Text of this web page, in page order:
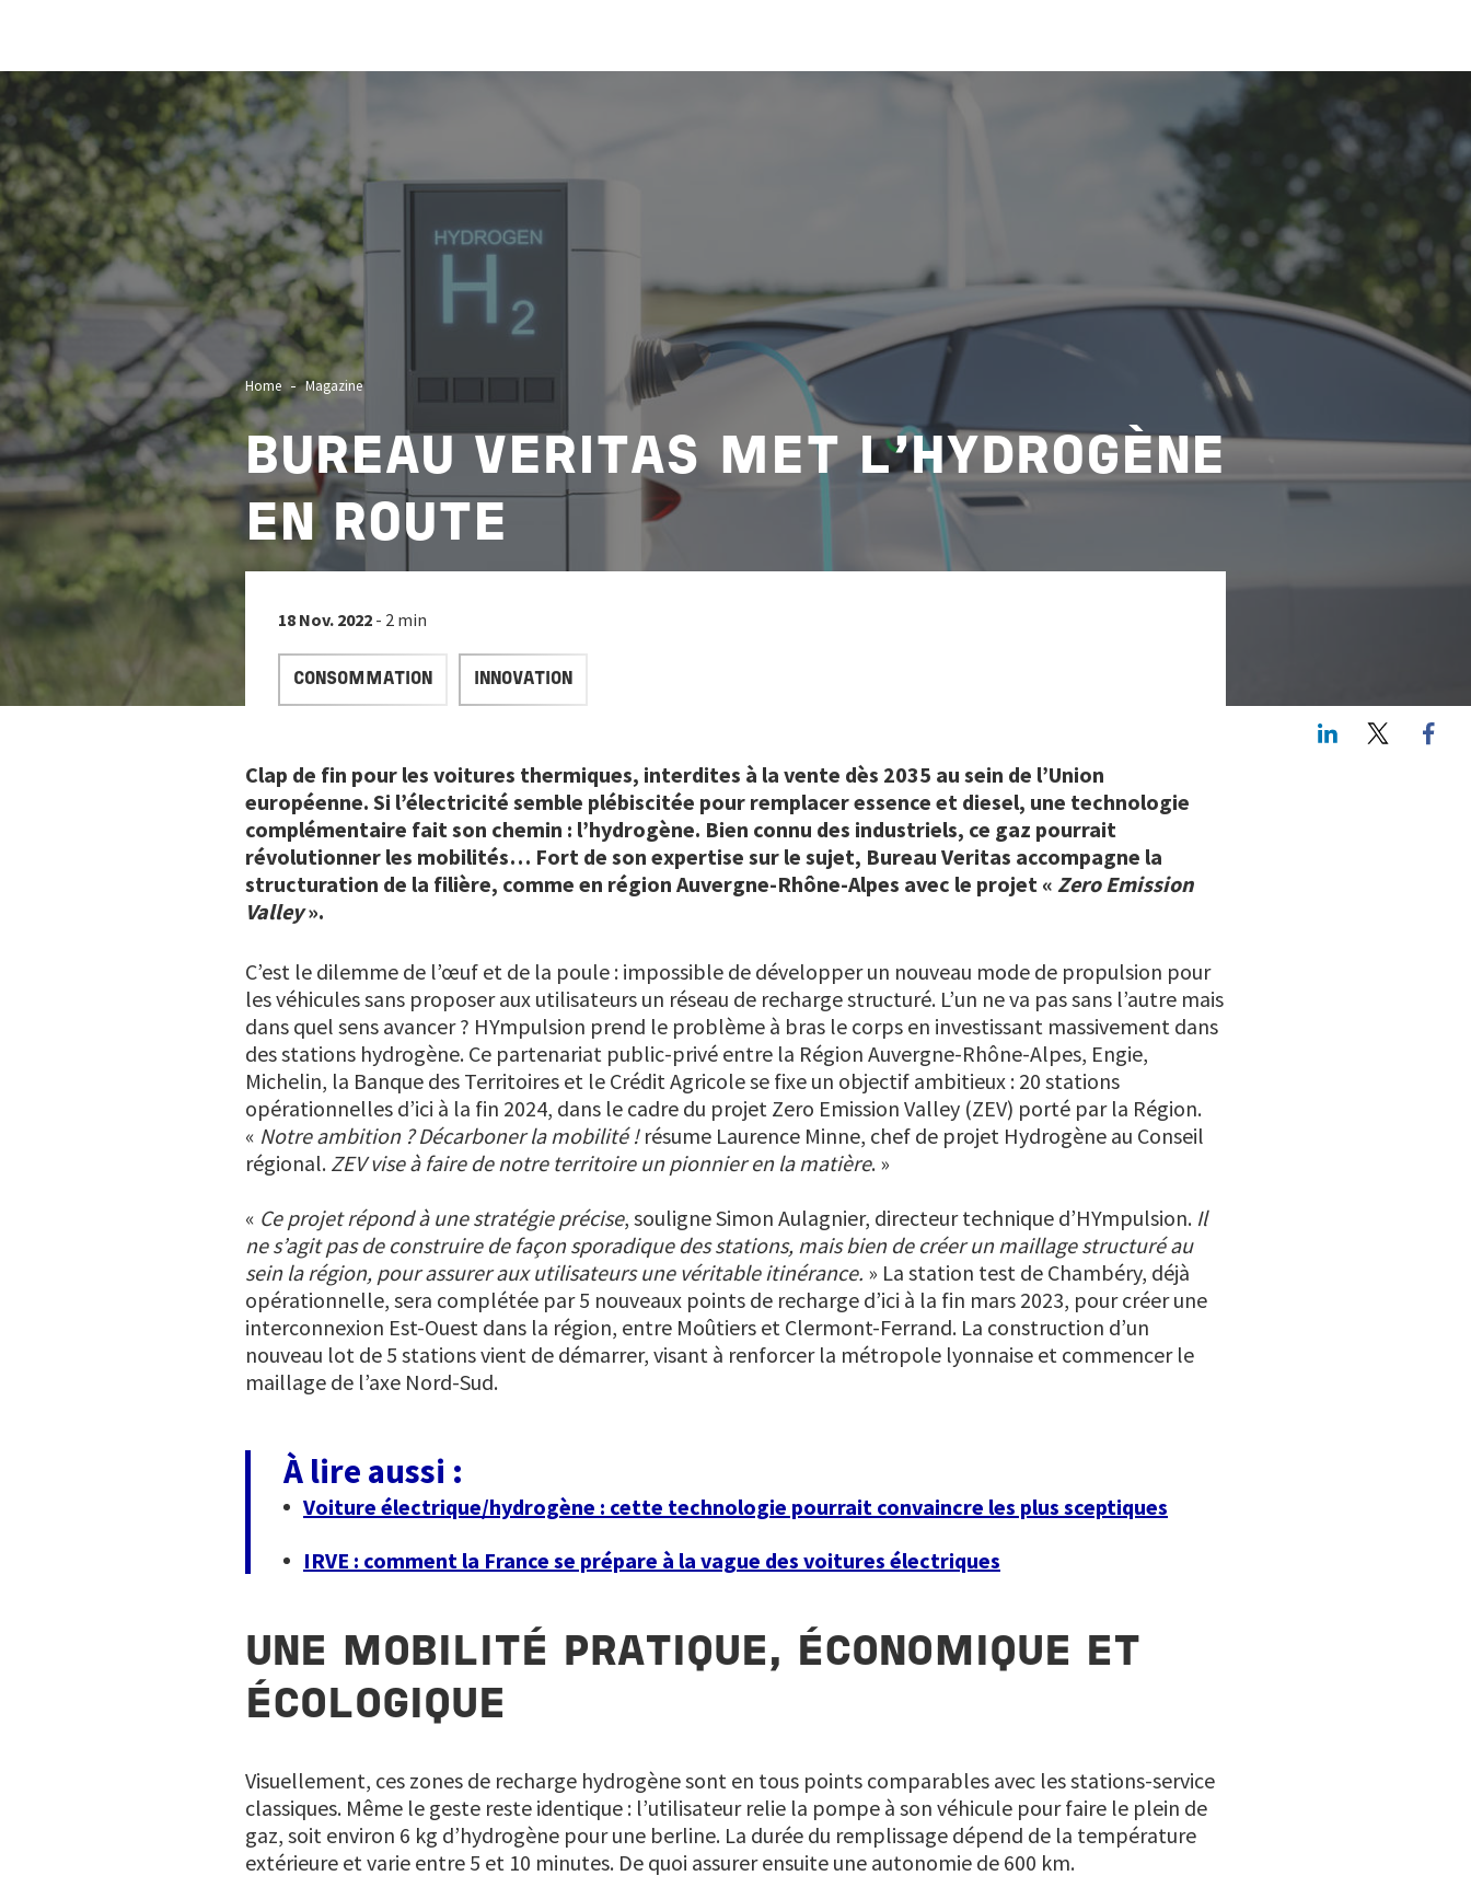
Image
Home Magazine
BUREAU VERITAS MET L’HYDROGÈNE
EN ROUTE
18 Nov. 2022 - 2 min
CONSOMMATION INNOVATION
LinkedIn
Clap de fin pour les voitures thermiques, interdites à la vente dès 2035 au sein de l’Union
européenne. Si l’électricité semble plébiscitée pour remplacer essence et diesel, une technologie
complémentaire fait son chemin : l’hydrogène. Bien connu des industriels, ce gaz pourrait
révolutionner les mobilités… Fort de son expertise sur le sujet, Bureau Veritas accompagne la
structuration de la filière, comme en région Auvergne-Rhône-Alpes avec le projet « Zero Emission
Valley».
C’est le dilemme de l’œuf et de la poule : impossible de développer un nouveau mode de propulsion pour
les véhicules sans proposer aux utilisateurs un réseau de recharge structuré. L’un ne va pas sans l’autre mais
dans quel sens avancer ? HYmpulsion prend le problème à bras le corps en investissant massivement dans
des stations hydrogène. Ce partenariat public-privé entre la Région Auvergne-Rhône-Alpes, Engie,
Michelin, la Banque des Territoires et le Crédit Agricole se fixe un objectif ambitieux : 20 stations
opérationnelles d’ici à la fin 2024, dans le cadre du projet Zero Emission Valley (ZEV) porté par la Région.
« Notre ambition ? Décarboner la mobilité !résume Laurence Minne, chef de projet Hydrogène au Conseil
régional. ZEV vise à faire de notre territoire un pionnier en la matière. »
« Ce projet répond à une stratégie précise, souligne Simon Aulagnier, directeur technique d’HYmpulsion. Il
ne s’agit pas de construire de façon sporadique des stations, mais bien de créer un maillage structuré au
sein la région, pour assurer aux utilisateurs une véritable itinérance. » La station test de Chambéry, déjà
opérationnelle, sera complétée par 5 nouveaux points de recharge d’ici à la fin mars 2023, pour créer une
interconnexion Est-Ouest dans la région, entre Moûtiers et Clermont-Ferrand. La construction d’un
nouveau lot de 5 stations vient de démarrer, visant à renforcer la métropole lyonnaise et commencer le
maillage de l’axe Nord-Sud.
À lire aussi :
Voiture électrique/hydrogène : cette technologie pourrait convaincre les plus sceptiques
IRVE : comment la France se prépare à la vague des voitures électriques
UNE MOBILITÉ PRATIQUE, ÉCONOMIQUE ET
ÉCOLOGIQUE
Visuellement, ces zones de recharge hydrogène sont en tous points comparables avec les stations-service
classiques. Même le geste reste identique : l’utilisateur relie la pompe à son véhicule pour faire le plein de
gaz, soit environ 6 kg d’hydrogène pour une berline. La durée du remplissage dépend de la température
extérieure et varie entre 5 et 10 minutes. De quoi assurer ensuite une autonomie de 600 km.